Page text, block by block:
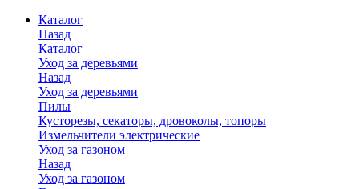
Каталог
Назад
Каталог
Уход за деревьями
Назад
Уход за деревьями
Пилы
Кусторезы, секаторы, дровоколы, топоры
Измельчители электрические
Уход за газоном
Назад
Уход за газоном